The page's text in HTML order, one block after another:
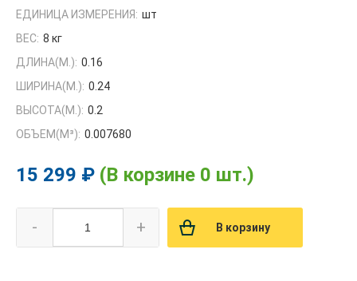
ЕДИНИЦА ИЗМЕРЕНИЯ: шт
ВЕС: 8 кг
ДЛИНА(М.): 0.16
ШИРИНА(М.): 0.24
ВЫСОТА(М.): 0.2
ОБЪЕМ(M³): 0.007680
15 299 ₽ (В корзине 0 шт.)
- + В корзину